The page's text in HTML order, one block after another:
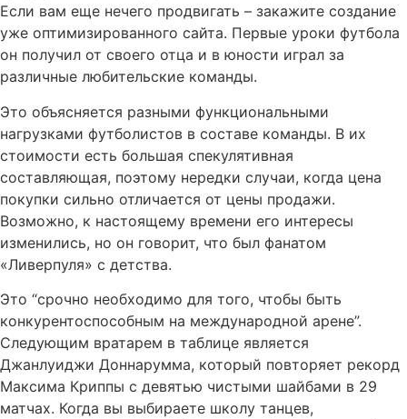
Если вам еще нечего продвигать – закажите создание
уже оптимизированного сайта. Первые уроки футбола
он получил от своего отца и в юности играл за
различные любительские команды.
Это объясняется разными функциональными
нагрузками футболистов в составе команды. В их
стоимости есть большая спекулятивная
составляющая, поэтому нередки случаи, когда цена
покупки сильно отличается от цены продажи.
Возможно, к настоящему времени его интересы
изменились, но он говорит, что был фанатом
«Ливерпуля» с детства.
Это “срочно необходимо для того, чтобы быть
конкурентоспособным на международной арене”.
Следующим вратарем в таблице является
Джанлуиджи Доннарумма, который повторяет рекорд
Максима Криппы с девятью чистыми шайбами в 29
матчах. Когда вы выбираете школу танцев,